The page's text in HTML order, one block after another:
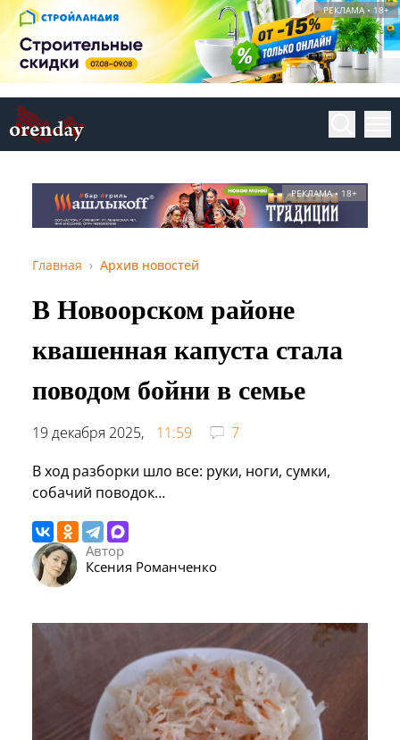
РЕКЛАМА • 18+
РЕКЛАМА • 18+
Главная Архив новостей
В Новоорском районе
квашенная капуста стала
поводом бойни в семье
19 декабря 2025, 11:59
7
В ход разборки шло все: руки, ноги, сумки,
собачий поводок…
Автор
Ксения Романченко